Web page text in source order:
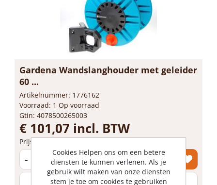
Gardena Wandslanghouder met geleider
60 ...
Artikelnummer: 1776162
Voorraad: 1 Op voorraad
Gtin: 4078500265003
€ 101,07 incl. BTW
Prijs per 1 stuk
- +
stuk
Cookies Helpen ons om een betere
diensten te kunnen verlenen. Als je
gebruik wilt maken van onze diensten
stem je toe om cookies te gebruiken